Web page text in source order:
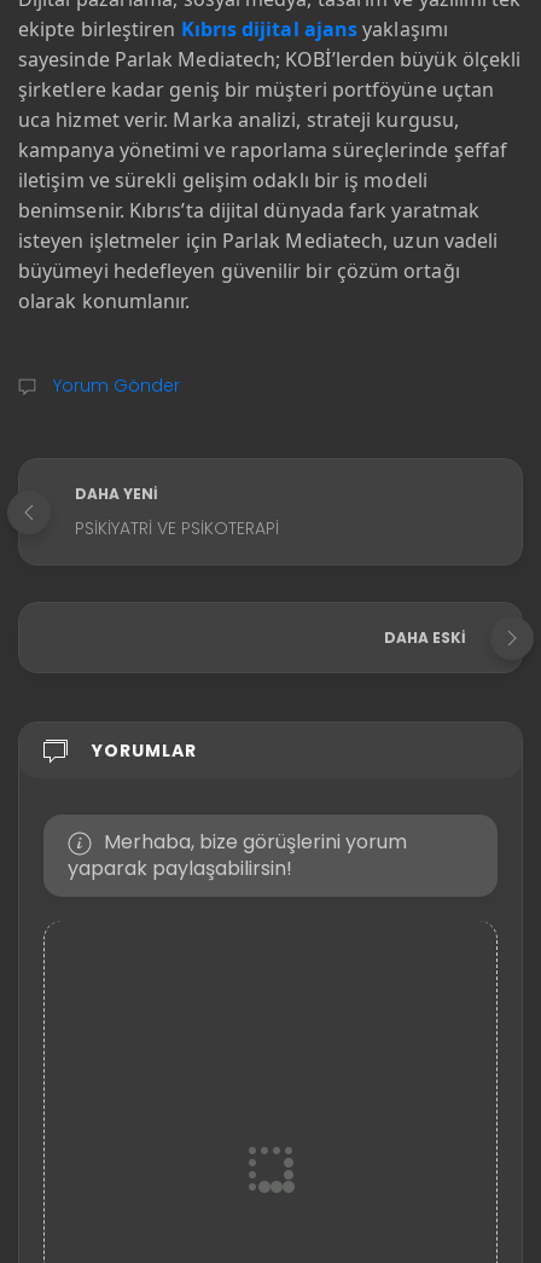
ekipte birleştiren Kıbrıs dijital ajansyaklaşımı
sayesinde Parlak Mediatech; KOBİ’lerden büyük ölçekli
şirketlere kadar geniş bir müşteri portföyüne uçtan
uca hizmet verir. Marka analizi, strateji kurgusu,
kampanya yönetimi ve raporlama süreçlerinde şeffaf
iletişim ve sürekli gelişim odaklı bir iş modeli
benimsenir. Kıbrıs’ta dijital dünyada fark yaratmak
isteyen işletmeler için Parlak Mediatech, uzun vadeli
büyümeyi hedefleyen güvenilir bir çözüm ortağı
olarak konumlanır.
Yorum Gönder
DAHA YENI
PSIKIYATRI VE PSIKOTERAPI
DAHA ESKI
YORUMLAR
Merhaba, bize görüşlerini yorum
yaparak paylaşabilirsin!